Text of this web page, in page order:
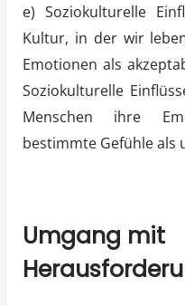
e) Soziokulturelle
Kultur, in der wir
Emotionen als
Soziokulturelle
Menschen ihre
bestimmte Gefühle als
Umgang mit